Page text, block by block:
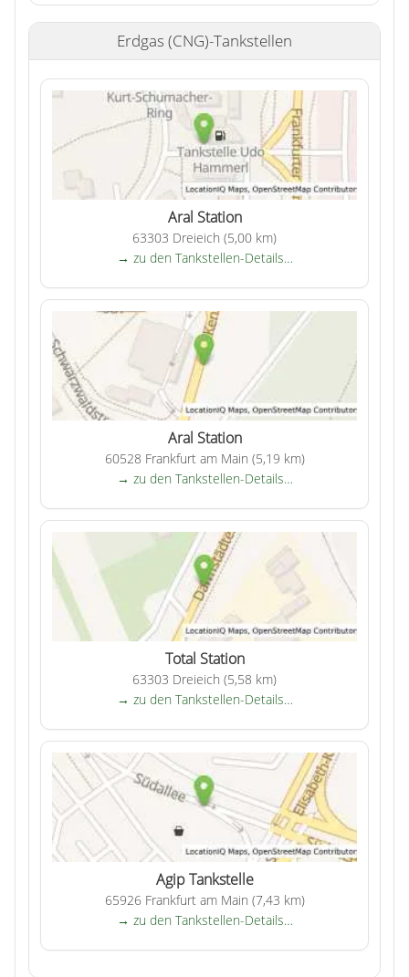
Erdgas (CNG)-Tankstellen
Aral Station
63303 Dreieich (5,00 km)
→ zu den Tankstellen-Details…
Aral Station
60528 Frankfurt am Main (5,19 km)
→ zu den Tankstellen-Details…
Total Station
63303 Dreieich (5,58 km)
→ zu den Tankstellen-Details…
Agip Tankstelle
65926 Frankfurt am Main (7,43 km)
→ zu den Tankstellen-Details…